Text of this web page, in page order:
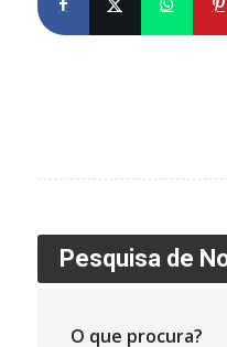
Pesquisa de
O que procura?